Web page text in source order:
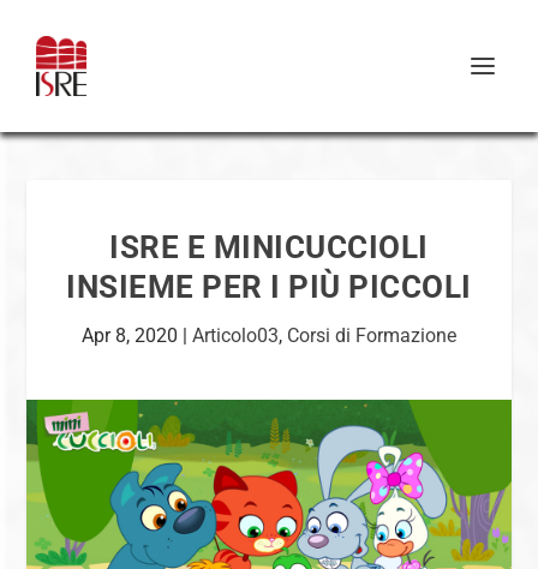
ISRE E MINICUCCIOLI
INSIEME PER I PIÙ PICCOLI
Apr 8, 2020 | Articolo03, Corsi di Formazione